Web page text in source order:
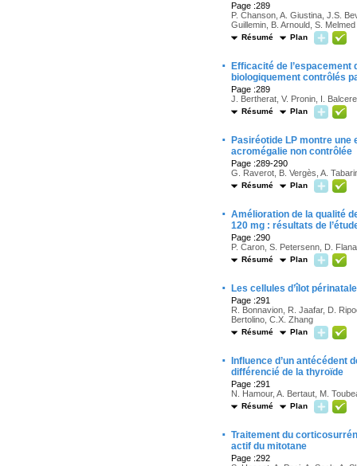
Page :289
P. Chanson, A. Giustina, J.S.
Guillemin, B. Arnould, S. Melmed
Résumé Plan
·
Efficacité de
biologiquement contrôlés
Page :289
J. Bertherat, V. Pronin, I.
Résumé Plan
·
Pasiréotide LP montre
acromégalie non contrôlée
Page :289-290
G. Raverot, B. Vergès, A.
Résumé Plan
· Amélioration de la qualité
120 mg : résultats de
Page :290
P. Caron, S. Petersenn, D.
Résumé Plan
· Les cellules d’îlot
Page :291
R. Bonnavion, R. Jaafar, D.
Bertolino, C.X. Zhang
Résumé Plan
·
Influence d’un antécédent
différencié de la thyroïde
Page :291
N. Hamour, A. Bertaut, M.
Résumé Plan
· Traitement du
actif du mitotane
Page :292